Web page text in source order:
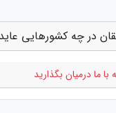
در چه کشورهایی
ما درمیان بگذارید